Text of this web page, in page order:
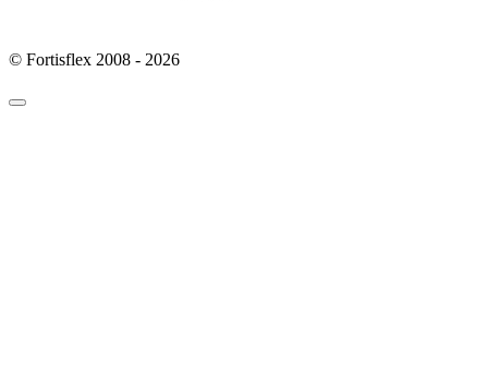
© Fortisflex 2008 - 2026